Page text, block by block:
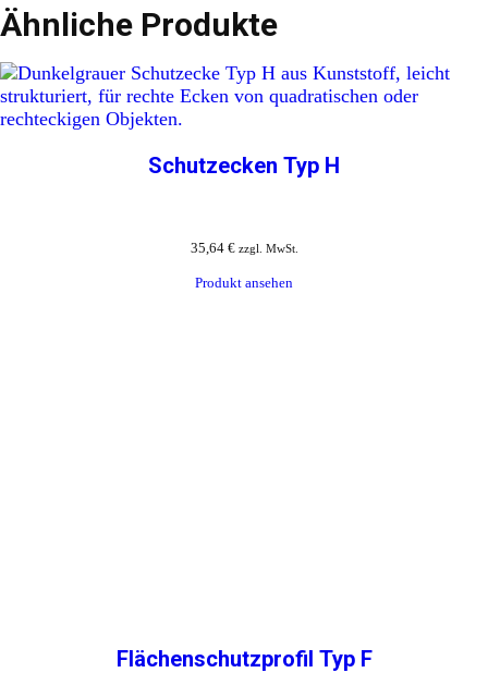
Ähnliche Produkte
Schutzecken Typ H
35,64 € zzgl. MwSt.
Produkt ansehen
Flächenschutzprofil Typ F